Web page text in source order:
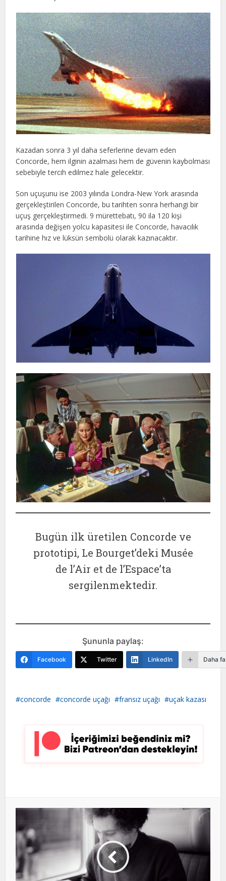
Kazadan sonra 3 yıl daha seferlerine devam eden
Concorde, hem ilginin azalması hem de güvenin kaybolması
sebebiyle tercih edilmez hale gelecektir.
Son uçuşunu ise 2003 yılında Londra-New York arasında
gerçekleştirilen Concorde, bu tarihten sonra herhangi bir
uçuş gerçekleştirmedi. 9 mürettebatı, 90 ila 120 kişi
arasında değişen yolcu kapasitesi ile Concorde, havacılık
tarihine hız ve lüksün sembolü olarak kazınacaktır.
Bugün ilk üretilen Concorde ve
prototipi, Le Bourget’deki Musée
de l’Air et de l’Espace’ta
sergilenmektedir.
Şununla paylaş:
Facebook Twitter LinkedIn Daha
concorde concorde uçağı fransız uçağı uçak kazası